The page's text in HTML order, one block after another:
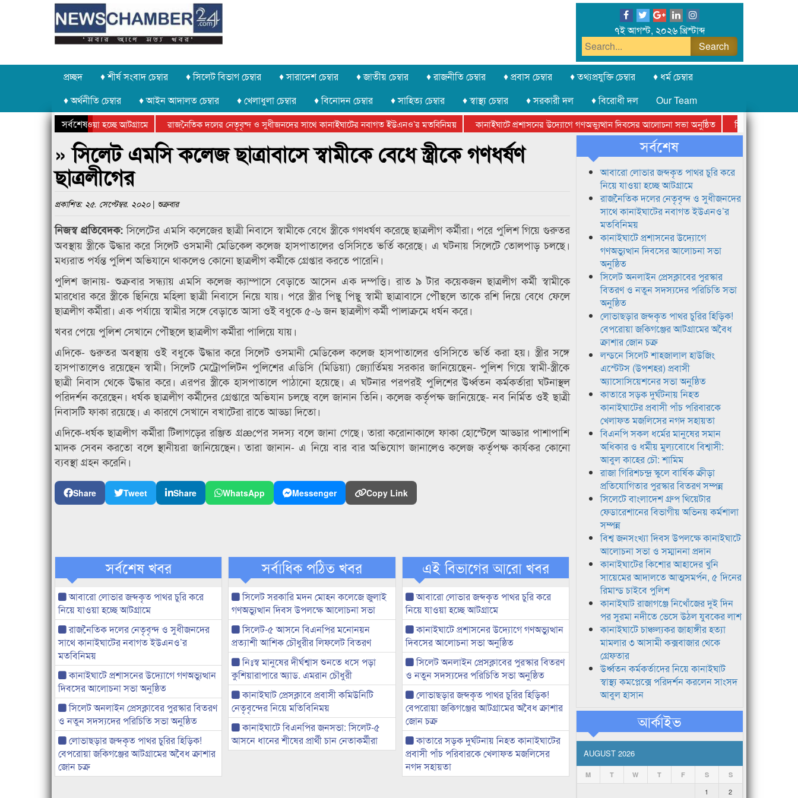
৭ই আগস্ট, ২০২৬ খ্রিস্টাব্দ
প্রচ্ছদ ♦ শীর্ষ সংবাদ চেম্বার ♦ সিলেট বিভাগ চেম্বার ♦ সারাদেশ চেম্বার ♦ জাতীয় চেম্বার ♦ রাজনীতি চেম্বার ♦ প্রবাস চেম্বার ♦ তথ্যপ্রযুক্তি চেম্বার
♦ ধর্ম চেম্বার
♦ অর্থনীতি চেম্বার
♦ আইন আদালত চেম্বার ♦ খেলাধুলা চেম্বার ♦ বিনোদন চেম্বার ♦ সাহিত্য চেম্বার ♦ স্বাস্থ্য চেম্বার ♦ সরকারী দল ♦ বিরোধী দল
Our Team
সর্বশেষ
চুরি করে নিয়ে যাওয়া হচ্ছে আটগ্রামে রাজনৈতিক দলের নেতৃবৃন্দ ও সুধীজনদের সাথে কানাইঘাটের নবাগত ইউএনও’র মতবিনিময় কানাইঘাটে প্রশাসনের উদ্যোগে গণঅভ্যুত্থান দিবসের আলোচনা সভা অনুষ্ঠিত
সিলেট অনলাইন
ক্রীড়া প্রতিযোগিতার পুরস্কার বিতরণ সম্পন্ন
সিলেটে বাংলাদেশ গ্রুপ থিয়েটার ফেডারেশানের বিভাগীয় অভিনয় কর্মশালা সম্পন্ন
» সিলেট এমসি কলেজ ছাত্রাবাসে স্বামীকে বেধে স্ত্রীকে গণধর্ষণ
ছাত্রলীগের
প্রকাশিত: ২৫. সেপ্টেম্বর. ২০২০ | শুক্রবার
নিজস্ব প্রতিবেদক:সিলেটের এমসি কলেজের ছাত্রী নিবাসে স্বামীকে বেধে স্ত্রীকে গণধর্ষণ করেছে ছাত্রলীগ কর্মীরা। পরে পুলিশ গিয়ে গুরুতর
অবস্থায় স্ত্রীকে উদ্ধার করে সিলেট ওসমানী মেডিকেল কলেজ হাসপাতালের ওসিসিতে ভর্তি করেছে। এ ঘটনায় সিলেটে তোলপাড় চলছে।
মধ্যরাত পর্যন্ত পুলিশ অভিযানে থাকলেও কোনো ছাত্রলীগ কর্মীকে গ্রেপ্তার করতে পারেনি।
পুলিশ জানায়- শুক্রবার সন্ধ্যায় এমসি কলেজ ক্যাম্পাসে বেড়াতে আসেন এক দম্পত্তি। রাত ৯ টার কয়েকজন ছাত্রলীগ কর্মী স্বামীকে
মারধোর করে স্ত্রীকে ছিনিয়ে মহিলা ছাত্রী নিবাসে নিয়ে যায়। পরে স্ত্রীর পিছু পিছু স্বামী ছাত্রাবাসে পৌছলে তাকে রশি দিয়ে বেধে ফেলে
ছাত্রলীগ কর্মীরা। এক পর্যায়ে স্বামীর সঙ্গে বেড়াতে আসা ওই বধুকে ৫-৬ জন ছাত্রলীগ কর্মী পালাক্রমে ধর্ষন করে।
খবর পেয়ে পুলিশ সেখানে পৌছলে ছাত্রলীগ কর্মীরা পালিয়ে যায়।
এদিকে- গুরুতর অবস্থায় ওই বধুকে উদ্ধার করে সিলেট ওসমানী মেডিকেল কলেজ হাসপাতালের ওসিসিতে ভর্তি করা হয়। স্ত্রীর সঙ্গে
হাসপাতালেও রয়েছেন স্বামী। সিলেট মেট্রোপলিটন পুলিশের এডিসি (মিডিয়া) জ্যোর্তিময় সরকার জানিয়েছেন- পুলিশ গিয়ে স্বামী-স্ত্রীকে
ছাত্রী নিবাস থেকে উদ্ধার করে। এরপর স্ত্রীকে হাসপাতালে পাঠানো হয়েছে। এ ঘটনার পরপরই পুলিশের উর্ধ্বতন কর্মকর্তারা ঘটনাস্থল
পরিদর্শন করেছেন। ধর্ষক ছাত্রলীগ কর্মীদের গ্রেপ্তারে অভিযান চলছে বলে জানান তিনি। কলেজ কর্তৃপক্ষ জানিয়েছে- নব নির্মিত ওই ছাত্রী
নিবাসটি ফাকা রয়েছে। এ কারণে সেখানে বখাটেরা রাতে আড্ডা দিতো।
এদিকে-ধর্ষক ছাত্রলীগ কর্মীরা টিলাগড়ের রঞ্জিত গ্রæপের সদস্য বলে জানা গেছে। তারা করোনাকালে ফাকা হোস্টেলে আড্ডার পাশাপাশি
মাদক সেবন করতো বলে স্থানীয়রা জানিয়েছেন। তারা জানান- এ নিয়ে বার বার অভিযোগ জানালেও কলেজ কর্তৃপক্ষ কার্যকর কোনো
ব্যবস্থা গ্রহন করেনি।
Share Tweet Share WhatsApp Messenger Copy Link
সর্বশেষ খবর
আবারো লোভার জব্দকৃত পাথর চুরি করে
নিয়ে যাওয়া হচ্ছে আটগ্রামে
রাজনৈতিক দলের নেতৃবৃন্দ ও সুধীজনদের
সাথে কানাইঘাটের নবাগত ইউএনও’র
মতবিনিময়
কানাইঘাটে প্রশাসনের উদ্যোগে গণঅভ্যুত্থান
দিবসের আলোচনা সভা অনুষ্ঠিত
সিলেট অনলাইন প্রেসক্লাবের পুরস্কার বিতরণ
ও নতুন সদস্যদের পরিচিতি সভা অনুষ্ঠিত
লোভাছড়ার জব্দকৃত পাথর চুরির হিড়িক!
বেপরোয়া জকিগঞ্জের আটগ্রামের অবৈধ ক্রাশার
জোন চক্র
সর্বাধিক পঠিত খবর
সিলেট সরকারি মদন মোহন কলেজে জুলাই
গণঅভ্যুত্থান দিবস উপলক্ষে আলোচনা সভা
সিলেট-৫ আসনে বিএনপির মনোনয়ন
প্রত্যাশী আশিক চৌধুরীর লিফলেট বিতরণ
নিঃস্ব মানুষের দীর্ঘশ্বাস শুনতে ধসে পড়া
কুশিয়ারাপারে অ্যাড. এমরান চৌধুরী
কানাইঘাট প্রেসক্লাবে প্রবাসী কমিউনিটি
নেতৃবৃন্দের নিয়ে মতিবিনিময়
কানাইঘাটে বিএনপির জনসভা: সিলেট-৫
আসনে ধানের শীষের প্রার্থী চান নেতাকর্মীরা
এই বিভাগের আরো খবর
আবারো লোভার জব্দকৃত পাথর চুরি করে
নিয়ে যাওয়া হচ্ছে আটগ্রামে
কানাইঘাটে প্রশাসনের উদ্যোগে গণঅভ্যুত্থান
দিবসের আলোচনা সভা অনুষ্ঠিত
সিলেট অনলাইন প্রেসক্লাবের পুরস্কার বিতরণ
ও নতুন সদস্যদের পরিচিতি সভা অনুষ্ঠিত
লোভাছড়ার জব্দকৃত পাথর চুরির হিড়িক!
বেপরোয়া জকিগঞ্জের আটগ্রামের অবৈধ ক্রাশার
জোন চক্র
কাতারে সড়ক দুর্ঘটনায় নিহত কানাইঘাটের
প্রবাসী পাঁচ পরিবারকে খেলাফত মজলিসের
নগদ সহায়তা
সর্বশেষ
আবারো লোভার জব্দকৃত পাথর চুরি করে
নিয়ে যাওয়া হচ্ছে আটগ্রামে
রাজনৈতিক দলের নেতৃবৃন্দ ও সুধীজনদের
সাথে কানাইঘাটের নবাগত ইউএনও’র
মতবিনিময়
কানাইঘাটে প্রশাসনের উদ্যোগে
গণঅভ্যুত্থান দিবসের আলোচনা সভা
অনুষ্ঠিত
সিলেট অনলাইন প্রেসক্লাবের পুরস্কার
বিতরণ ও নতুন সদস্যদের পরিচিতি সভা
অনুষ্ঠিত
লোভাছড়ার জব্দকৃত পাথর চুরির হিড়িক!
বেপরোয়া জকিগঞ্জের আটগ্রামের অবৈধ
ক্রাশার জোন চক্র
লন্ডনে সিলেট শাহজালাল হাউজিং
এস্টেটস (উপশহর) প্রবাসী
অ্যাসোসিয়েশনের সভা অনুষ্ঠিত
কাতারে সড়ক দুর্ঘটনায় নিহত
কানাইঘাটের প্রবাসী পাঁচ পরিবারকে
খেলাফত মজলিসের নগদ সহায়তা
বিএনপি সকল ধর্মের মানুষের সমান
অধিকার ও ধর্মীয় মুল্যবোধে বিশ্বাসী:
আবুল কাহের চৌ: শামিম
রাজা গিরিশচন্দ্র স্কুলে বার্ষিক ক্রীড়া
প্রতিযোগিতার পুরস্কার বিতরণ সম্পন্ন
সিলেটে বাংলাদেশ গ্রুপ থিয়েটার
ফেডারেশানের বিভাগীয় অভিনয় কর্মশালা
সম্পন্ন
বিশ্ব জনসংখ্যা দিবস উপলক্ষে কানাইঘাটে
আলোচনা সভা ও সম্মাননা প্রদান
কানাইঘাটের কিশোর আহাদের খুনি
সায়েমের আদালতে আত্মসমর্পন, ৫ দিনের
রিমান্ড চাইবে পুলিশ
কানাইঘাট রাজাগঞ্জে নিখোঁজের দুই দিন
পর সুরমা নদীতে ভেসে উঠল যুবকের লাশ
কানাইঘাটে চাঞ্চল্যকর জাহাঙ্গীর হত্যা
মামলার ৩ আসামী কক্সবাজার থেকে
গ্রেফতার
উর্ধ্বতন কর্মকর্তাদের নিয়ে কানাইঘাট
স্বাস্থ্য কমপ্লেক্সে পরিদর্শন করলেন সাংসদ
আবুল হাসান
আর্কাইভ
AUGUST 2026
M T W T F S S
1
2